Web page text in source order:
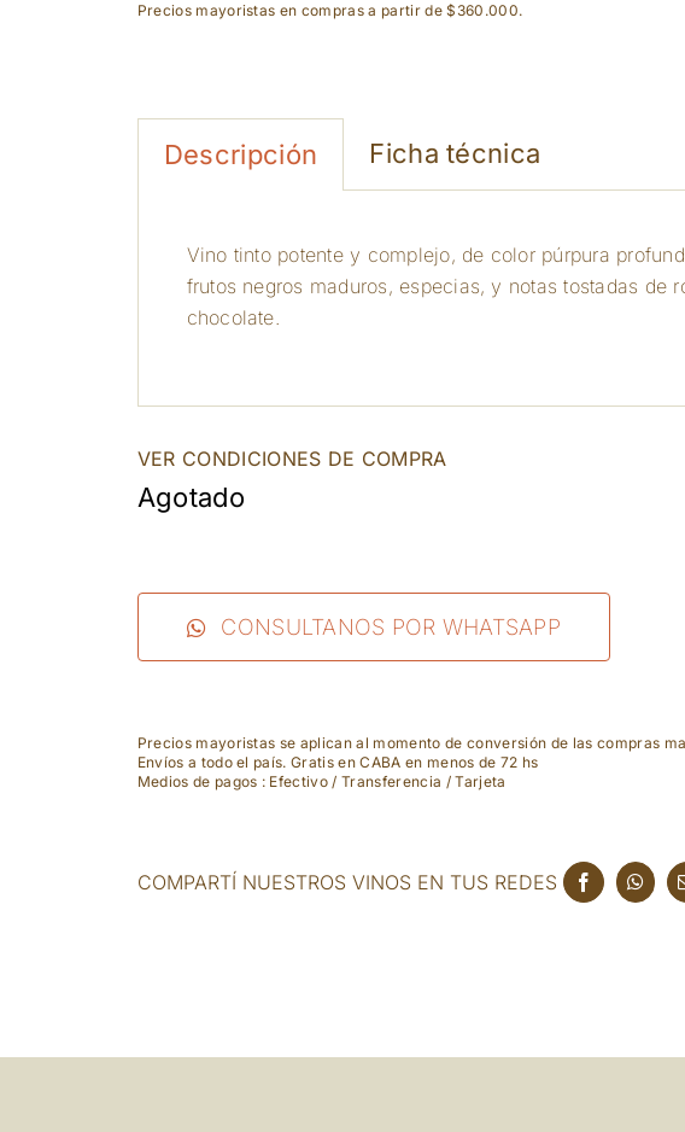
Precios mayoristas en compras a partir de $360.000.
Descripción Ficha técnica
Vino tinto potente y complejo, de color púrpura
frutos negros maduros, especias, y notas tostadas de
chocolate.
VER CONDICIONES DE COMPRA
Agotado
CONSULTANOS POR WHATSAPP
Precios mayoristas se aplican al momento de conversión de las compras
Envíos a todo el país. Gratis en CABA en menos de 72 hs
Medios de pagos : Efectivo / Transferencia / Tarjeta
COMPARTÍ NUESTROS VINOS EN TUS REDES